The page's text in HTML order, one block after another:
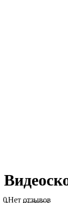
0Нет отзывов